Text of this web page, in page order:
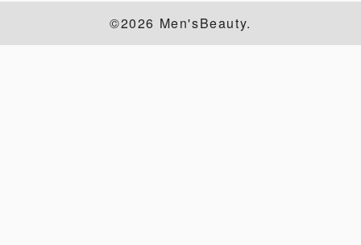
©2026 Men'sBeauty.